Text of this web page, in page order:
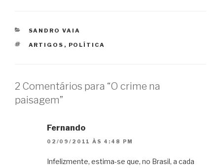
CATEGORIAS
SANDRO VAIA
TAGS
ARTIGOS , POLÍTICA
2 Comentários para “O crime na
paisagem”
Fernando
02/09/2011 ÀS 4:48 PM
Infelizmente, estima-se que, no Brasil, a cada